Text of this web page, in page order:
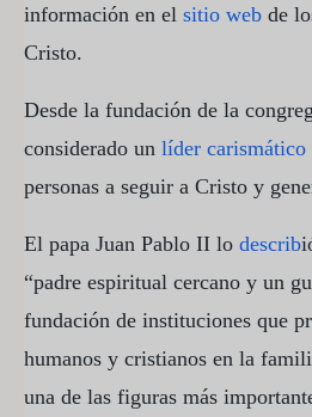
información en el sitio web de
Cristo.
Desde la fundación de la
considerado un líder carismático
personas a seguir a Cristo y
El papa Juan Pablo II lo describ
“padre espiritual cercano y un
fundación de instituciones que
humanos y cristianos en la
una de las figuras más